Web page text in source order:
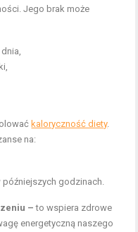
Jego brak może
kaloryczność diety.
na:
późniejszych godzinach.
– to wspiera zdrowe
energetyczną naszego